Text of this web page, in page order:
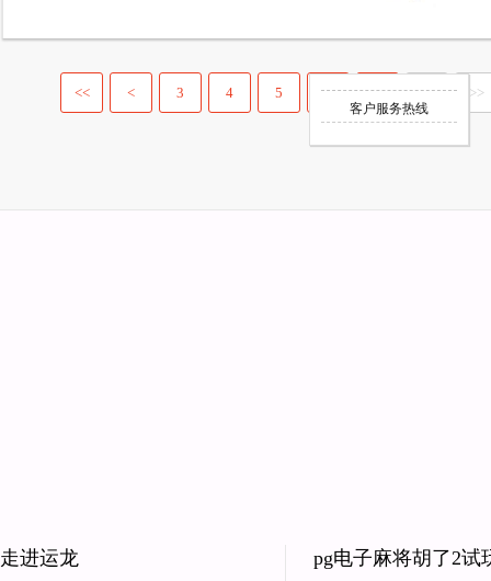
<< < 3 4 5 6 7 > >>
走进运龙 pg电子麻将胡了2试
客户服务热线